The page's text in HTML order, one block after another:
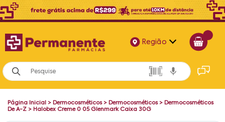
Região
Alagoas
Bahia
Página Inicial > Dermocosméticos> Dermocosméticos> Dermocosméticos
De A-Z > Halobex Creme 0 05 Glenmark Caixa 30G